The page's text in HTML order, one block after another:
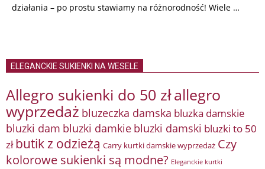
działania – po prostu stawiamy na różnorodność! Wiele …
ELEGANCKIE SUKIENKI NA WESELE
Allegro sukienki do 50 złallegro
wyprzedaż bluzeczka damska bluzka damskie
bluzki dam bluzki damkie bluzki damski bluzki to 50
zł butik z odzieżą Carry kurtki damskie wyprzedaż Czy
kolorowe sukienki są modne? Eleganckie kurtki